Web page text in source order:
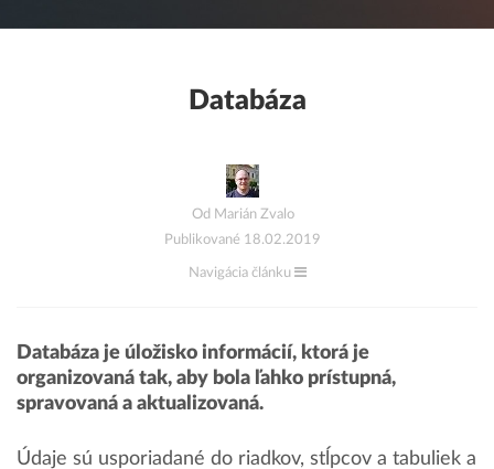
Databáza
Od Marián Zvalo
Publikované 18.02.2019
Navigácia článku
Databáza je úložisko informácií, ktorá je
organizovaná tak, aby bola ľahko prístupná,
spravovaná a aktualizovaná.
Údaje sú usporiadané do riadkov, stĺpcov a tabuliek a